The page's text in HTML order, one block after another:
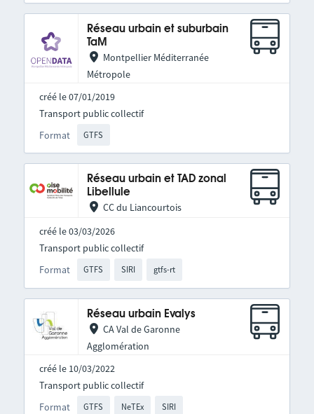
Réseau urbain et suburbain
TaM
Montpellier Méditerranée
Métropole
créé le 07/01/2019
Format GTFS
Transport public collectif
Réseau urbain et TAD zonal
Libellule
CC du Liancourtois
créé le 03/03/2026
Format GTFS SIRI gtfs-rt
Transport public collectif
Réseau urbain Evalys
CA Val de Garonne
Agglomération
créé le 10/03/2022
Format GTFS NeTEx SIRI
Transport public collectif